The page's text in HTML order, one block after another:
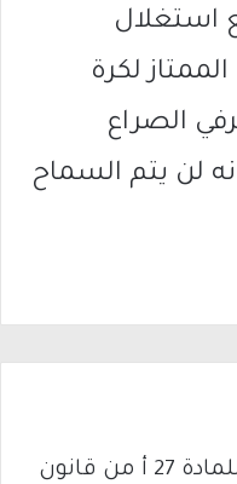
استغلال
لكرة
الصراع
لن يتم السماح
يتم الاستخدام المواد وفقًا للمادة 27 أ من قانون